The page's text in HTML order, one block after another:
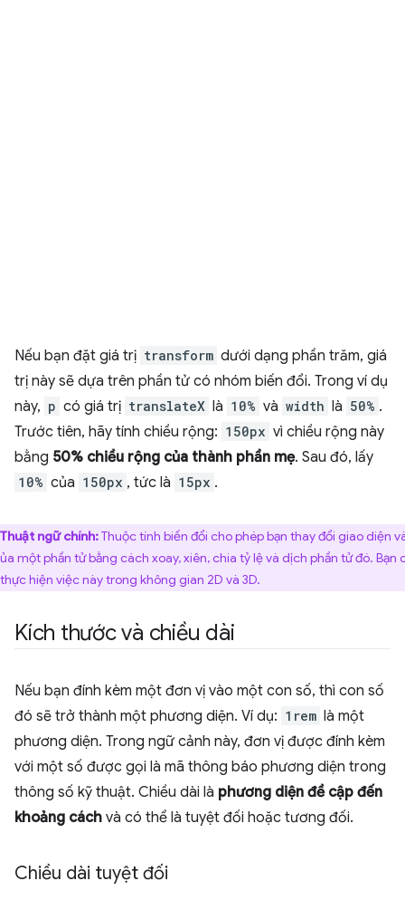
Nếu bạn đặt giá trị transform dưới dạng phần trăm, giá
trị này sẽ dựa trên phần tử có nhóm biến đổi. Trong ví dụ
này, p có giá trị translateX là 10% và width là 50% .
Trước tiên, hãy tính chiều rộng: 150px vì chiều rộng này
bằng 50% chiều rộng của thành phần mẹ. Sau đó, lấy
10% của 150px , tức là 15px .
Thuật ngữ chính:Thuộc tính biến đổi cho phép bạn thay đổi giao diện
một phần tử bằng cách xoay, xiên, chia tỷ lệ và dịch phần tử đó. Bạn
hiện việc này trong không gian 2D và 3D.
Kích thước và chiều dài
Nếu bạn đính kèm một đơn vị vào một con số, thì con số
đó sẽ trở thành một phương diện. Ví dụ: 1rem là một
phương diện. Trong ngữ cảnh này, đơn vị được đính kèm
với một số được gọi là mã thông báo phương diện trong
thông số kỹ thuật. Chiều dài là phương diện đề cập đến
khoảng cách và có thể là tuyệt đối hoặc tương đối.
Chiều dài tuyệt đối